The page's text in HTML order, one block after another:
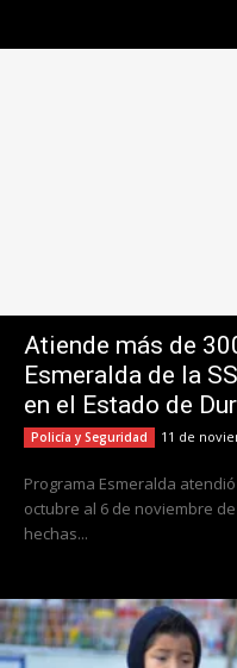
Atiende más de
Esmeralda de la
en el Estado de
Policía y Seguridad 11 de
Programa Esmeralda
octubre al 6 de noviembre
hechas...